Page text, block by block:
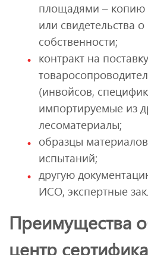
площадями – копию
или свидетельства
собственности;
контракт на
(инвойсов,
импортируемые из
лесоматериалы;
образцы
испытаний;
другую
ИСО, экспертные
Преимущества
центр